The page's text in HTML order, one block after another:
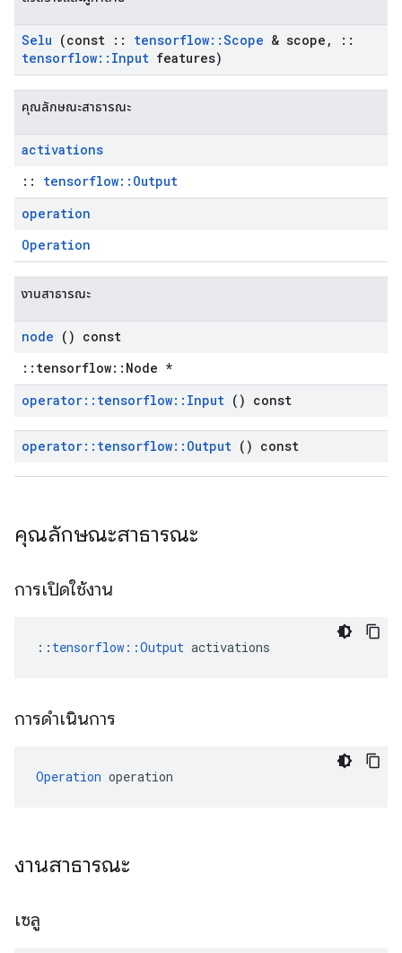
Selu (const :: tensorflow::Scope & scope ,
::
tensorflow:: Input features)
คุณลักษณะสาธารณะ
activations
:: tensorflow::Output
operation
Operation
งานสาธารณะ
node () const
::tensorflow::Node *
operator:: tensorflow:: Input () const
operator:: tensorflow:: Output () const
คุณลักษณะสาธารณะ
การเปิดใช้งาน
:: tensorflow::Output activations
การดำเนินการ
Operation operation
งานสาธารณะ
เซลู